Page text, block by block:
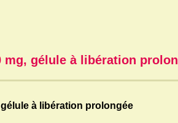
mg, gélule à libération
à libération prolongée